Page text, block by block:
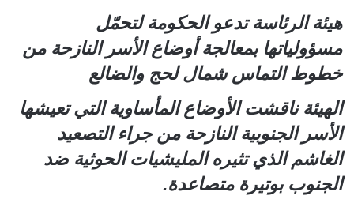
هيئة الرئاسة تدعو الحكومة لتحمّل
مسؤولياتها بمعالجة أوضاع الأسر النازحة من
خطوط التماس شمال لحج والضالع
الهيئة ناقشت الأوضاع المأساوية التي تعيشها
الأسر الجنوبية النازحة من جراء التصعيد
الغاشم الذي تثيره المليشيات الحوثية ضد
الجنوب بوتيرة متصاعدة.